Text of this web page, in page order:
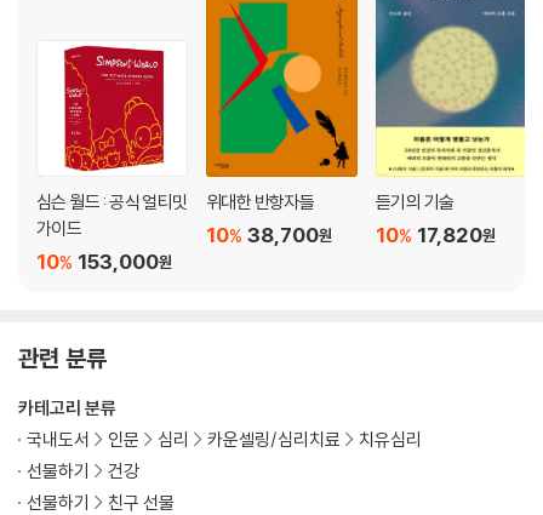
심슨 월드 : 공식 얼티밋
가이드
153,000원
10%
위대한 반항자들
38,700원
10%
듣기의 기술
17,820원
10%
관련 분류
카테고리 분류
국내도서
인문 심리 카운셀링/심리치료
치유심리
선물하기
건강
선물하기
친구 선물